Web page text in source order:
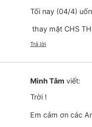
Tối nay (04/4)
thay mặt CHS
Trả lời
Minh Tâm viết:
Trời !
Em cảm ơn các